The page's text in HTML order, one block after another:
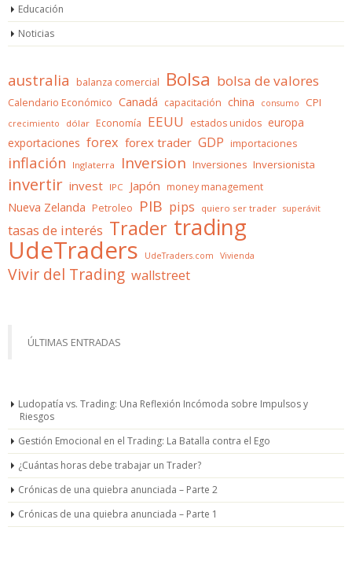
Educación
Noticias
australia balanza comercial Bolsa bolsa de valores
Calendario Económico Canadá capacitación china consumo CPI
crecimiento dólar Economía EEUU estados unidos europa
exportaciones forex forex trader GDP importaciones
inflación Inglaterra Inversion Inversiones Inversionista
invertir invest IPC Japón money management
Nueva Zelanda Petroleo PIB pips quiero ser trader superávit
tasas de interés Trader trading
UdeTraders UdeTraders.com Vivienda
Vivir del Trading wallstreet
ÚLTIMAS ENTRADAS
Ludopatía vs. Trading: Una Reflexión Incómoda sobre Impulsos y
Riesgos
Gestión Emocional en el Trading: La Batalla contra el Ego
¿Cuántas horas debe trabajar un Trader?
Crónicas de una quiebra anunciada – Parte 2
Crónicas de una quiebra anunciada – Parte 1